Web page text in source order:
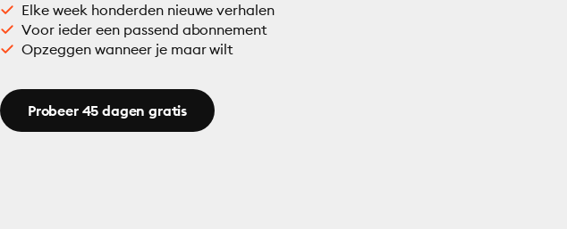
Elke week honderden nieuwe verhalen
Voor ieder een passend abonnement
Opzeggen wanneer je maar wilt
Probeer 45 dagen gratis